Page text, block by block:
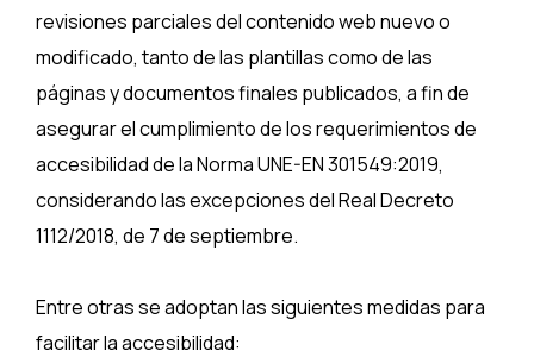
revisiones parciales del contenido web nuevo o
modificado, tanto de las plantillas como de las
páginas y documentos finales publicados, a fin de
asegurar el cumplimiento de los requerimientos de
accesibilidad de la Norma UNE-EN 301549:2019,
considerando las excepciones del Real Decreto
1112/2018, de 7 de septiembre.
Entre otras se adoptan las siguientes medidas para
facilitar la accesibilidad: